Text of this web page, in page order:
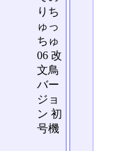
りち
ゅっ
ちゅ
06 改
文鳥
バー
ジョ
ン 初
号機